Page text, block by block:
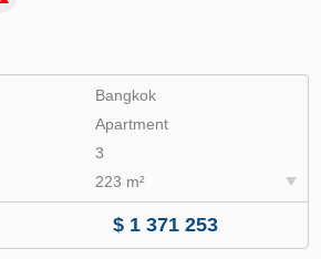
Bangkok
Apartment
3
223 m²
$ 1 371 253